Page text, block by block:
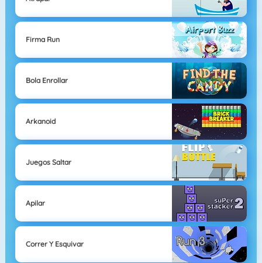
Firma Run
Bola Enrollar
Arkanoid
Juegos Saltar
Apilar
Correr Y Esquivar